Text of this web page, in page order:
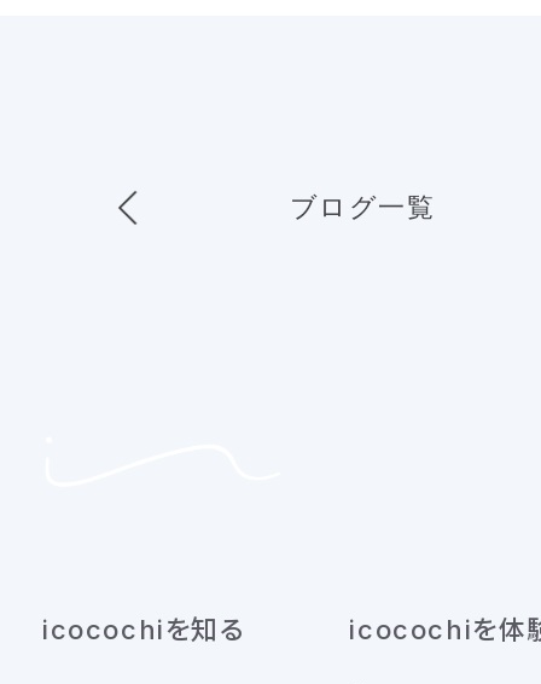
ブログ一覧
icocochiを知る icocochiを体